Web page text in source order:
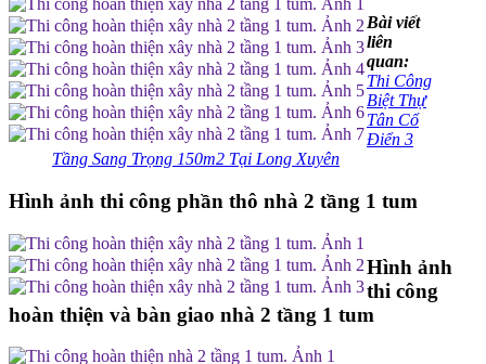
Bài viết
liên
quan:
Thi Công
Biệt Thự
Tân Cổ
Điển 3
Tầng Sang Trọng 150m2 Tại Long Xuyên
Hình ảnh thi công phần thô nhà 2 tầng 1 tum
Hình ảnh
thi công
hoàn thiện và bàn giao nhà 2 tầng 1 tum